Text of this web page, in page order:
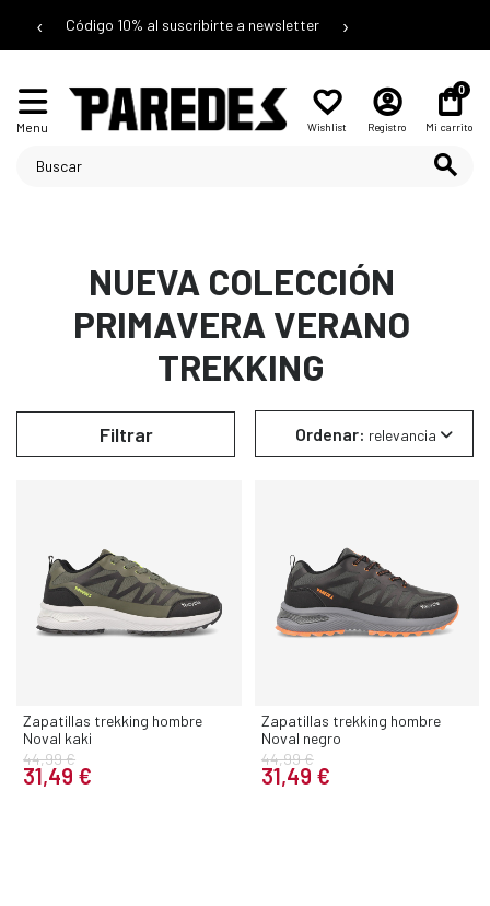
‹ Código 10% al suscribirte a newsletter ›
Menu Wishlist Registro
0
Mi carrito
NUEVA COLECCIÓN
PRIMAVERA VERANO
TREKKING
Ordenar: relevancia
Filtrar
Zapatillas trekking hombre
Noval kaki
44,99 €
31,49 €
Zapatillas trekking hombre
Noval negro
44,99 €
31,49 €